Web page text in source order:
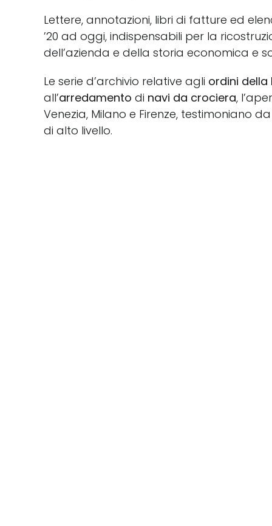
Lettere, annotazioni, libri di fatture ed
’20 ad oggi, indispensabili per la
dell’azienda e della storia economica e
Le serie d’archivio relative agli ordini della
all’arredamento di navi da crociera,
Venezia, Milano e Firenze, testimoniano
di alto livello.